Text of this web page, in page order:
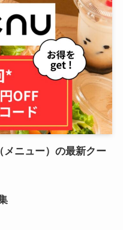
メニュー）の最新クー